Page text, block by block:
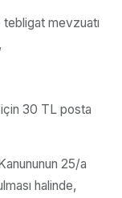
tebligat mevzuatı
30 TL posta
25/a
halinde,